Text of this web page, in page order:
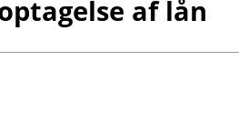
af lån